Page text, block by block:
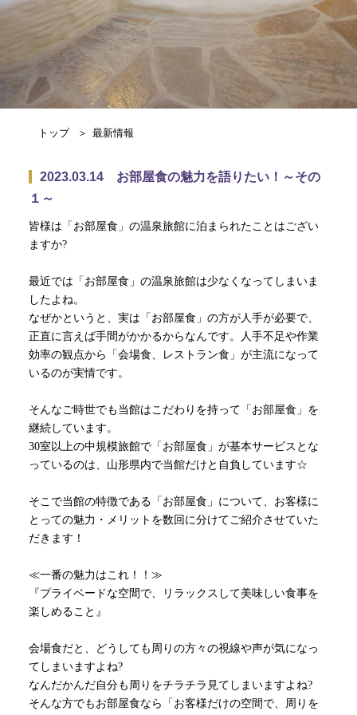
トップ 最新情報
2023.03.14 お部屋食の魅力を語りたい！～その
１～
皆様は「お部屋食」の温泉旅館に泊まられたことはござい
ますか?
最近では「お部屋食」の温泉旅館は少なくなってしまいま
したよね。
なぜかというと、実は「お部屋食」の方が人手が必要で、
正直に言えば手間がかかるからなんです。人手不足や作業
効率の観点から「会場食、レストラン食」が主流になって
いるのが実情です。
そんなご時世でも当館はこだわりを持って「お部屋食」を
継続しています。
30室以上の中規模旅館で「お部屋食」が基本サービスとな
っているのは、山形県内で当館だけと自負しています☆
そこで当館の特徴である「お部屋食」について、お客様に
とっての魅力・メリットを数回に分けてご紹介させていた
だきます！
≪一番の魅力はこれ！！≫
『プライベードな空間で、リラックスして美味しい食事を
楽しめること』
会場食だと、どうしても周りの方々の視線や声が気になっ
てしまいますよね?
なんだかんだ自分も周りをチラチラ見てしまいますよね?
そんな方でもお部屋食なら「お客様だけの空間で、周りを